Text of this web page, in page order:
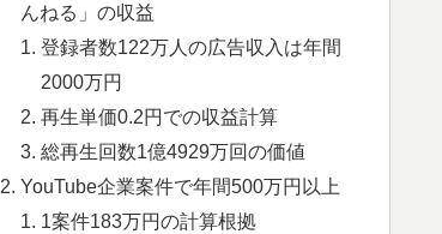
んねる」の収益
登録者数122万人の広告収入は年間
2000万円
再生単価0.2円での収益計算
総再生回数1億4929万回の価値
YouTube企業案件で年間500万円以上
1案件183万円の計算根拠